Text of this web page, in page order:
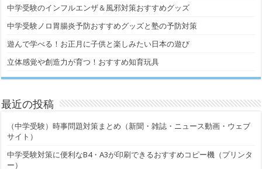
中学受験のインフルエンザ＆風邪対策おすすめグッズ
中学受験ノロ胃腸炎予防おすすめグッズと塾の予防対策
遊んで学べる！お正月に子供と楽しみたい日本の遊び
立体感覚や創造力が育つ！おすすめ知育玩具
最近の投稿
（中学受験）時事問題対策まとめ（新聞・雑誌・ニュース動画・ウェブ
サイト）
中学受験対策に便利なB4・A3が印刷できるおすすめコピー機（プリンタ
ー）